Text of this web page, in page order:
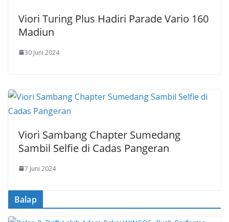
Viori Turing Plus Hadiri Parade Vario 160
Madiun
30 Juni 2024
Viori Sambang Chapter Sumedang
Sambil Selfie di Cadas Pangeran
7 Juni 2024
Balap